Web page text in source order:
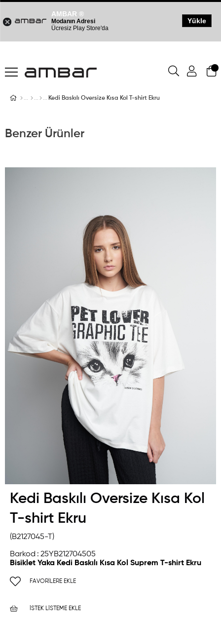
Kedi Baskılı Oversize Kısa Kol T-shirt Ekru
Benzer Ürünler
Kedi Baskılı Oversize Kısa Kol
T-shirt Ekru
(B2127045-T)
Barkod : 25YB212704505
Bisiklet Yaka Kedi Baskılı Kısa Kol Suprem T-shirt Ekru
FAVORILERE EKLE
İSTEK LISTEME EKLE
AMBAR ®
Modanın Adresi
Ücresiz Play Store'da
Yükle